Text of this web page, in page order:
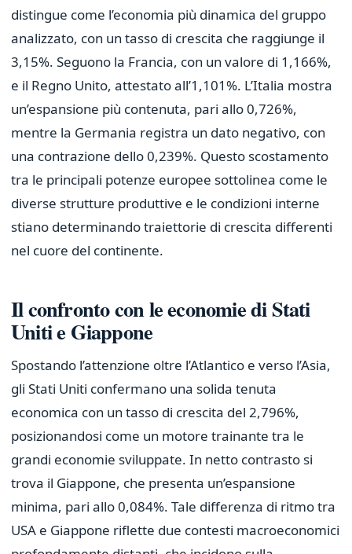
distingue come l’economia più dinamica del gruppo
analizzato, con un tasso di crescita che raggiunge il
3,15%. Seguono la Francia, con un valore di 1,166%,
e il Regno Unito, attestato all’1,101%. L’Italia mostra
un’espansione più contenuta, pari allo 0,726%,
mentre la Germania registra un dato negativo, con
una contrazione dello 0,239%. Questo scostamento
tra le principali potenze europee sottolinea come le
diverse strutture produttive e le condizioni interne
stiano determinando traiettorie di crescita differenti
nel cuore del continente.
Il confronto con le economie di Stati
Uniti e Giappone
Spostando l’attenzione oltre l’Atlantico e verso l’Asia,
gli Stati Uniti confermano una solida tenuta
economica con un tasso di crescita del 2,796%,
posizionandosi come un motore trainante tra le
grandi economie sviluppate. In netto contrasto si
trova il Giappone, che presenta un’espansione
minima, pari allo 0,084%. Tale differenza di ritmo tra
USA e Giappone riflette due contesti macroeconomici